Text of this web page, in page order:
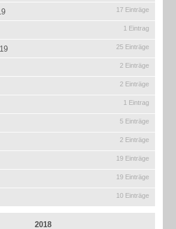
17 Einträge
1 Eintrag
25 Einträge
2 Einträge
2 Einträge
1 Eintrag
5 Einträge
2 Einträge
19 Einträge
19 Einträge
10 Einträge
2018